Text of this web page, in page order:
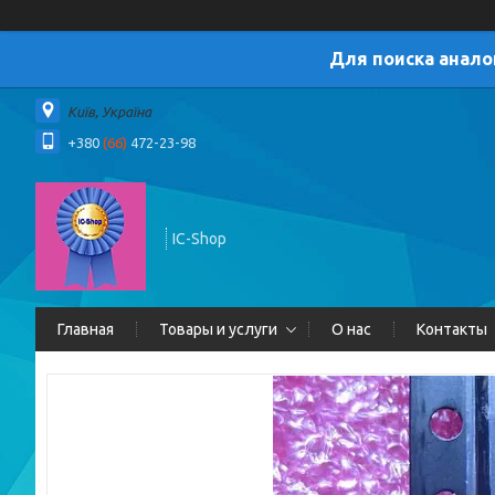
Для поиска
Київ, Україна
+380 (66) 472-23-98
IC-Shop
Главная Товары и услуги О нас Контакты